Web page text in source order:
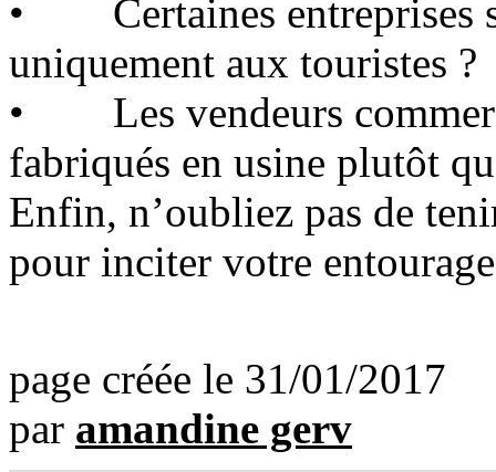
• Certaines entreprises
uniquement aux touristes ?
• Les vendeurs
fabriqués en usine plutôt
Enfin, n’oubliez pas de
pour inciter votre
page créée le 31/01/2017
par amandine gerv